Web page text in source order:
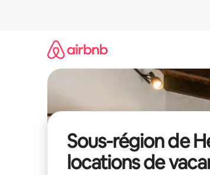
Sous-région de
locations de